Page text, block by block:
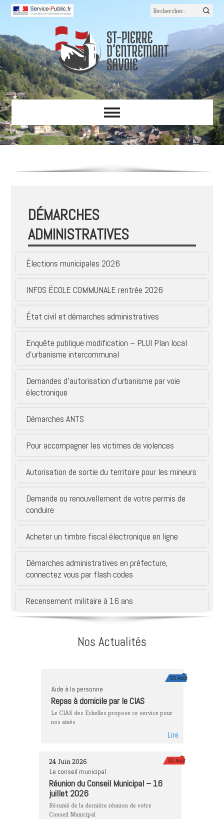
DÉMARCHES
ADMINISTRATIVES
Élections municipales 2026
INFOS ÉCOLE COMMUNALE rentrée 2026
État civil et démarches administratives
Enquête publique modification – PLUI Plan local
d’urbanisme intercommunal
Demandes d’autorisation d’urbanisme par voie
électronique
Démarches ANTS
Pour accompagner les victimes de violences
Autorisation de sortie du territoire pour les mineurs
Demande ou renouvellement de votre permis de
conduire
Acheter un timbre fiscal électronique en ligne
Démarches administratives en préfecture,
connectez vous par flash codes
Recensement militaire à 16 ans
Nos Actualités
Aide à la personne
Repas à domicile par le CIAS
Le CIAS des Echelles propose ce service pour
nos ainés
Lire
03 Août
24 Juin 2026
Le conseil municipal
Réunion du Conseil Municipal – 16
juillet 2026
Résumé de la derniére réunion de votre
Conseil Municipal
03 Août